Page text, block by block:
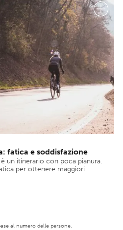
fatica e soddisfazione
un itinerario con poca pianura.
per ottenere maggiori
al numero delle persone.